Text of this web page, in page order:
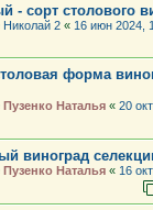
- сорт столового
Николай 2 « 16 июн 2024,
форма
Пузенко Наталья « 20
виноград
Пузенко Наталья « 16